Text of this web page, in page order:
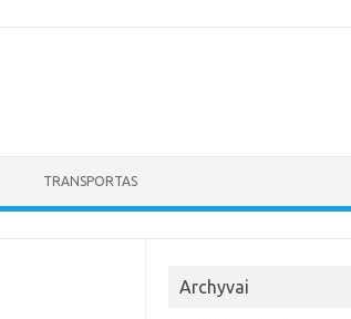
TRANSPORTAS
Archyvai